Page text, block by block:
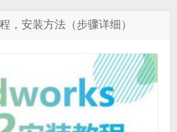
，安装方法（步骤详细）